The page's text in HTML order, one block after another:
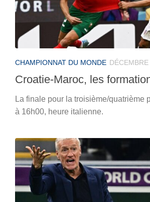
CHAMPIONNAT DU MONDE
Croatie-Maroc, les
La finale pour la troisième/quatrième
à 16h00, heure italienne.